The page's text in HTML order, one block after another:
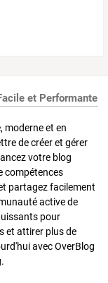
et Performante
moderne et en
de créer et gérer
votre blog
compétences
partagez facilement
active de
pour
et attirer plus de
avec OverBlog